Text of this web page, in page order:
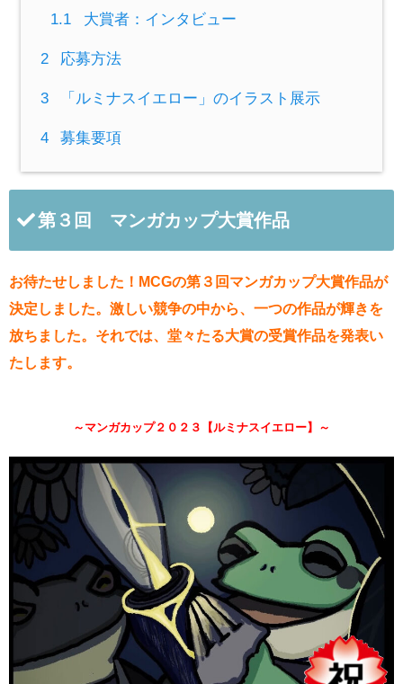
1.1 大賞者：インタビュー
2 応募方法
3 「ルミナスイエロー」のイラスト展示
4 募集要項
第３回 マンガカップ大賞作品
お待たせしました！MCGの第３回マンガカップ大賞作品が
決定しました。激しい競争の中から、一つの作品が輝きを
放ちました。それでは、堂々たる大賞の受賞作品を発表い
たします。
～マンガカップ２０２３【ルミナスイエロー】～